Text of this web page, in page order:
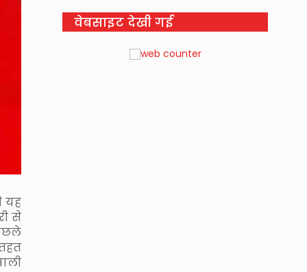
यह
से
वेबसाइट देखी गई